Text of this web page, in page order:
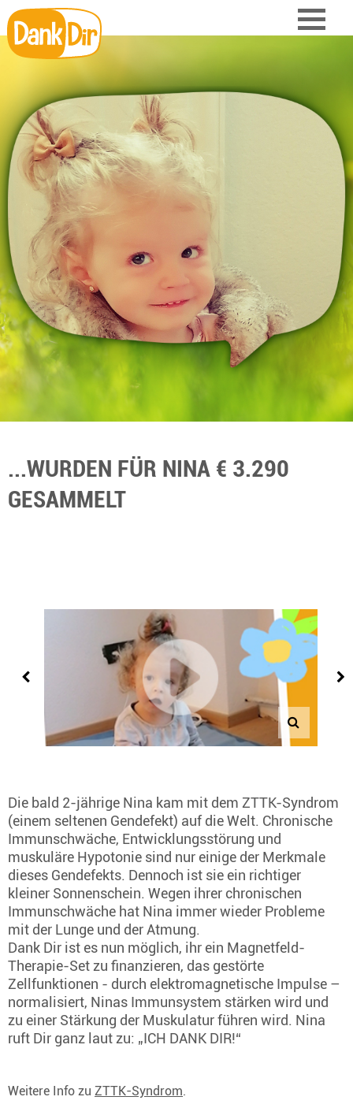
...WURDEN FÜR NINA € 3.290
GESAMMELT
Die bald 2-jährige Nina kam mit dem ZTTK-Syndrom
(einem seltenen Gendefekt) auf die Welt. Chronische
Immunschwäche, Entwicklungsstörung und
muskuläre Hypotonie sind nur einige der Merkmale
dieses Gendefekts. Dennoch ist sie ein richtiger
kleiner Sonnenschein. Wegen ihrer chronischen
Immunschwäche hat Nina immer wieder Probleme
mit der Lunge und der Atmung.
Dank Dir ist es nun möglich, ihr ein Magnetfeld-
Therapie-Set zu finanzieren, das gestörte
Zellfunktionen - durch elektromagnetische Impulse –
normalisiert, Ninas Immunsystem stärken wird und
zu einer Stärkung der Muskulatur führen wird. Nina
ruft Dir ganz laut zu: „ICH DANK DIR!“
Weitere Info zu ZTTK-Syndrom.